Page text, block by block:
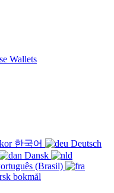
Wallets
한국어
Deutsch
Dansk
(Brasil)
bokmål